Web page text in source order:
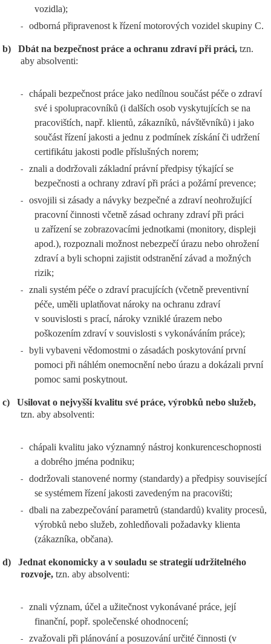
vozidla);
- odborná připravenost k řízení motorových vozidel skupiny C.
b) Dbát na bezpečnost práce a ochranu zdraví při práci, tzn.
aby absolventi:
-
chápali bezpečnost práce jako nedílnou součást péče o zdraví
své i spolupracovníků (i dalších osob vyskytujících se na
pracovištích, např. klientů, zákazníků, návštěvníků) i jako
součást řízení jakosti a jednu z podmínek získání či udržení
certifikátu jakosti podle příslušných norem;
-
znali a dodržovali základní právní předpisy týkající se
bezpečnosti a ochrany zdraví při práci a požární prevence;
-
osvojili si zásady a návyky bezpečné a zdraví neohrožující
pracovní činnosti včetně zásad ochrany zdraví při práci
u zařízení se zobrazovacími jednotkami (monitory, displeji
apod.), rozpoznali možnost nebezpečí úrazu nebo ohrožení
zdraví a byli schopni zajistit odstranění závad a možných
rizik;
-
znali systém péče o zdraví pracujících (včetně preventivní
péče, uměli uplatňovat nároky na ochranu zdraví
v souvislosti s prací, nároky vzniklé úrazem nebo
poškozením zdraví v souvislosti s vykonáváním práce);
-
byli vybaveni vědomostmi o zásadách poskytování první
pomoci při náhlém onemocnění nebo úrazu a dokázali první
pomoc sami poskytnout.
c)
Usilovat o nejvyšší kvalitu své práce, výrobků nebo služeb,
tzn. aby absolventi:
-
chápali kvalitu jako významný nástroj konkurenceschopnosti
a dobrého jména podniku;
-
dodržovali stanovené normy (standardy) a předpisy související
se systémem řízení jakosti zavedeným na pracovišti;
-
dbali na zabezpečování parametrů (standardů) kvality procesů,
výrobků nebo služeb, zohledňovali požadavky klienta
(zákazníka, občana).
d)
Jednat ekonomicky a v souladu se strategií udržitelného
rozvoje, tzn. aby absolventi:
-
znali význam, účel a užitečnost vykonávané práce, její
finanční, popř. společenské ohodnocení;
-
zvažovali při plánování a posuzování určité činnosti (v